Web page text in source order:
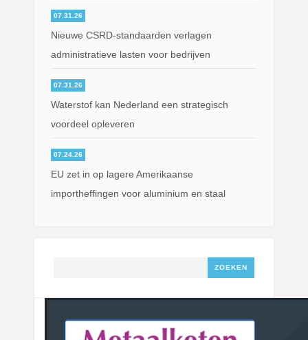
07.31.26
Nieuwe CSRD-standaarden verlagen
administratieve lasten voor bedrijven
07.31.26
Waterstof kan Nederland een strategisch
voordeel opleveren
07.24.26
EU zet in op lagere Amerikaanse
importheffingen voor aluminium en staal